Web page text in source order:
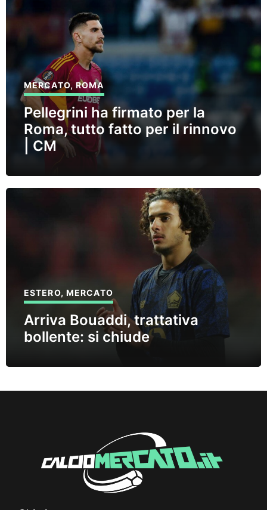
MERCATO,ROMA
Pellegrini ha firmato per la
Roma, tutto fatto per il rinnovo
| CM
ESTERO, MERCATO
Arriva Bouaddi, trattativa
bollente: si chiude